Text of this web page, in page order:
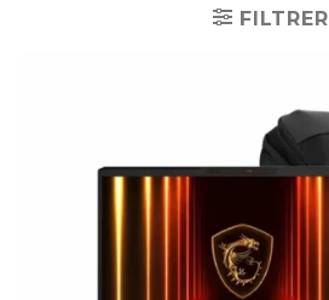
FILTRER